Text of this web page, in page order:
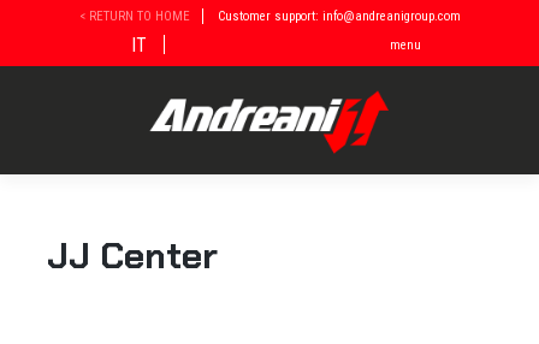
< RETURN TO HOME Customer support: info@andreanigroup.com
IT menu
JJ Center